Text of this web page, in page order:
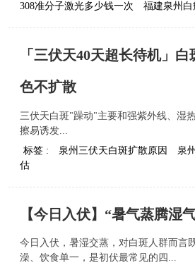
308准分子激光多少钱一次
福建泉州
「三伏天40天超长待机」
色不扩散
三伏天白斑"躁动"主要和强紫外线、湿
擦易诱发...
标签 :
泉州三伏天白斑扩散原因 泉
估
【今日入伏】“暑气蒸腾
今日入伏，暑湿交蒸，对白斑人群而言
澡、饮食单一，是初伏最常见的四...